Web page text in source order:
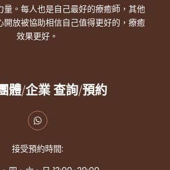
量。每人也是自己最好的療癒師，其他
開放被協助相信自己值得更好的，療癒
效果更好。
體/企業 查詢/預約
接受預約時間: